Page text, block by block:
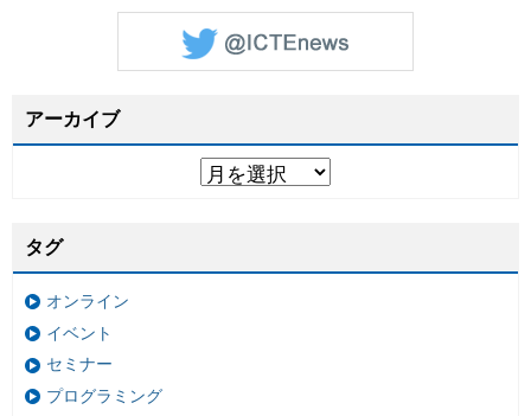
アーカイブ
タグ
オンライン
イベント
セミナー
プログラミング